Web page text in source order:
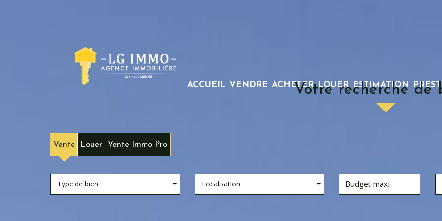
ACCUEIL VENDRE ACHETER LOUER ESTIMATION
Votre recherche de
Vente Louer Vente Immo Pro
Type de bien Localisation